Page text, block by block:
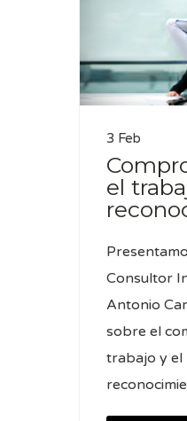
3 Feb
el
Consultor
Antonio
sobre el
trabajo y el